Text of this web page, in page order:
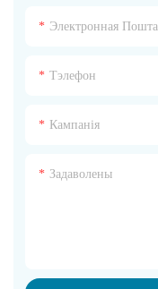
Электронная Пошта
Тэлефон
Кампанія
Задаволены